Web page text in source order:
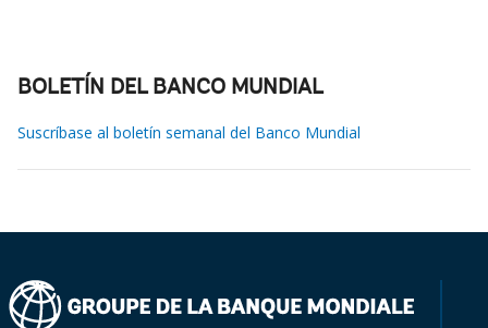
BOLETÍN DEL BANCO MUNDIAL
Suscríbase al boletín semanal del Banco Mundial